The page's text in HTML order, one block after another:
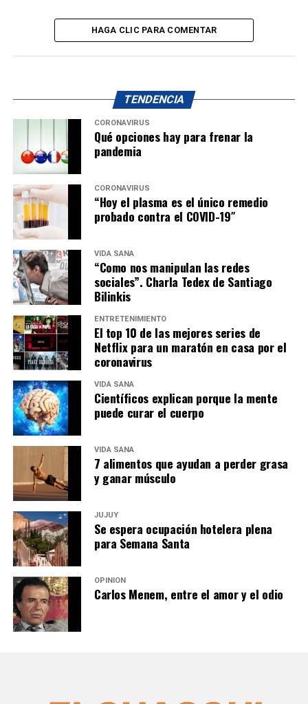
HAGA CLIC PARA COMENTAR
TENDENCIA
CORONAVIRUS
Qué opciones hay para frenar la
pandemia
CORONAVIRUS
“Hoy el plasma es el único remedio
probado contra el COVID-19″
VIDA SANA
“Como nos manipulan las redes
sociales”. Charla Tedex de Santiago
Bilinkis
ENTRETENIMIENTO
El top 10 de las mejores series de
Netflix para un maratón en casa por el
coronavirus
VIDA SANA
Científicos explican porque la mente
puede curar el cuerpo
VIDA SANA
7 alimentos que ayudan a perder grasa
y ganar músculo
JUJUY
Se espera ocupación hotelera plena
para Semana Santa
OPINIÓN
Carlos Menem, entre el amor y el odio